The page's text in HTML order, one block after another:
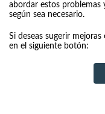
abordar estos problemas
según sea necesario.
Si deseas sugerir
en el siguiente botón: